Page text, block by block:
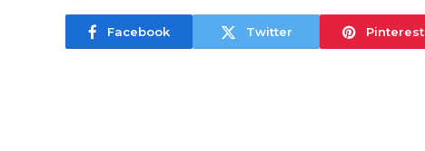
Facebook Twitter Pinterest